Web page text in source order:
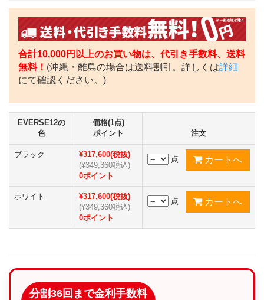
合計10,000円以上のお買い物は、代引き手数料、送料
無料！ (沖縄・離島の場合は送料割引。詳しくは詳細
にて確認ください。)
EVERSE12の
色
価格(1点)
ポイント
注文
ブラック
¥317,600(税抜)
(¥349,360税込)
0ポイント
点
ホワイト
¥317,600(税抜)
(¥349,360税込)
0ポイント
点
分割36回まで金利手数料